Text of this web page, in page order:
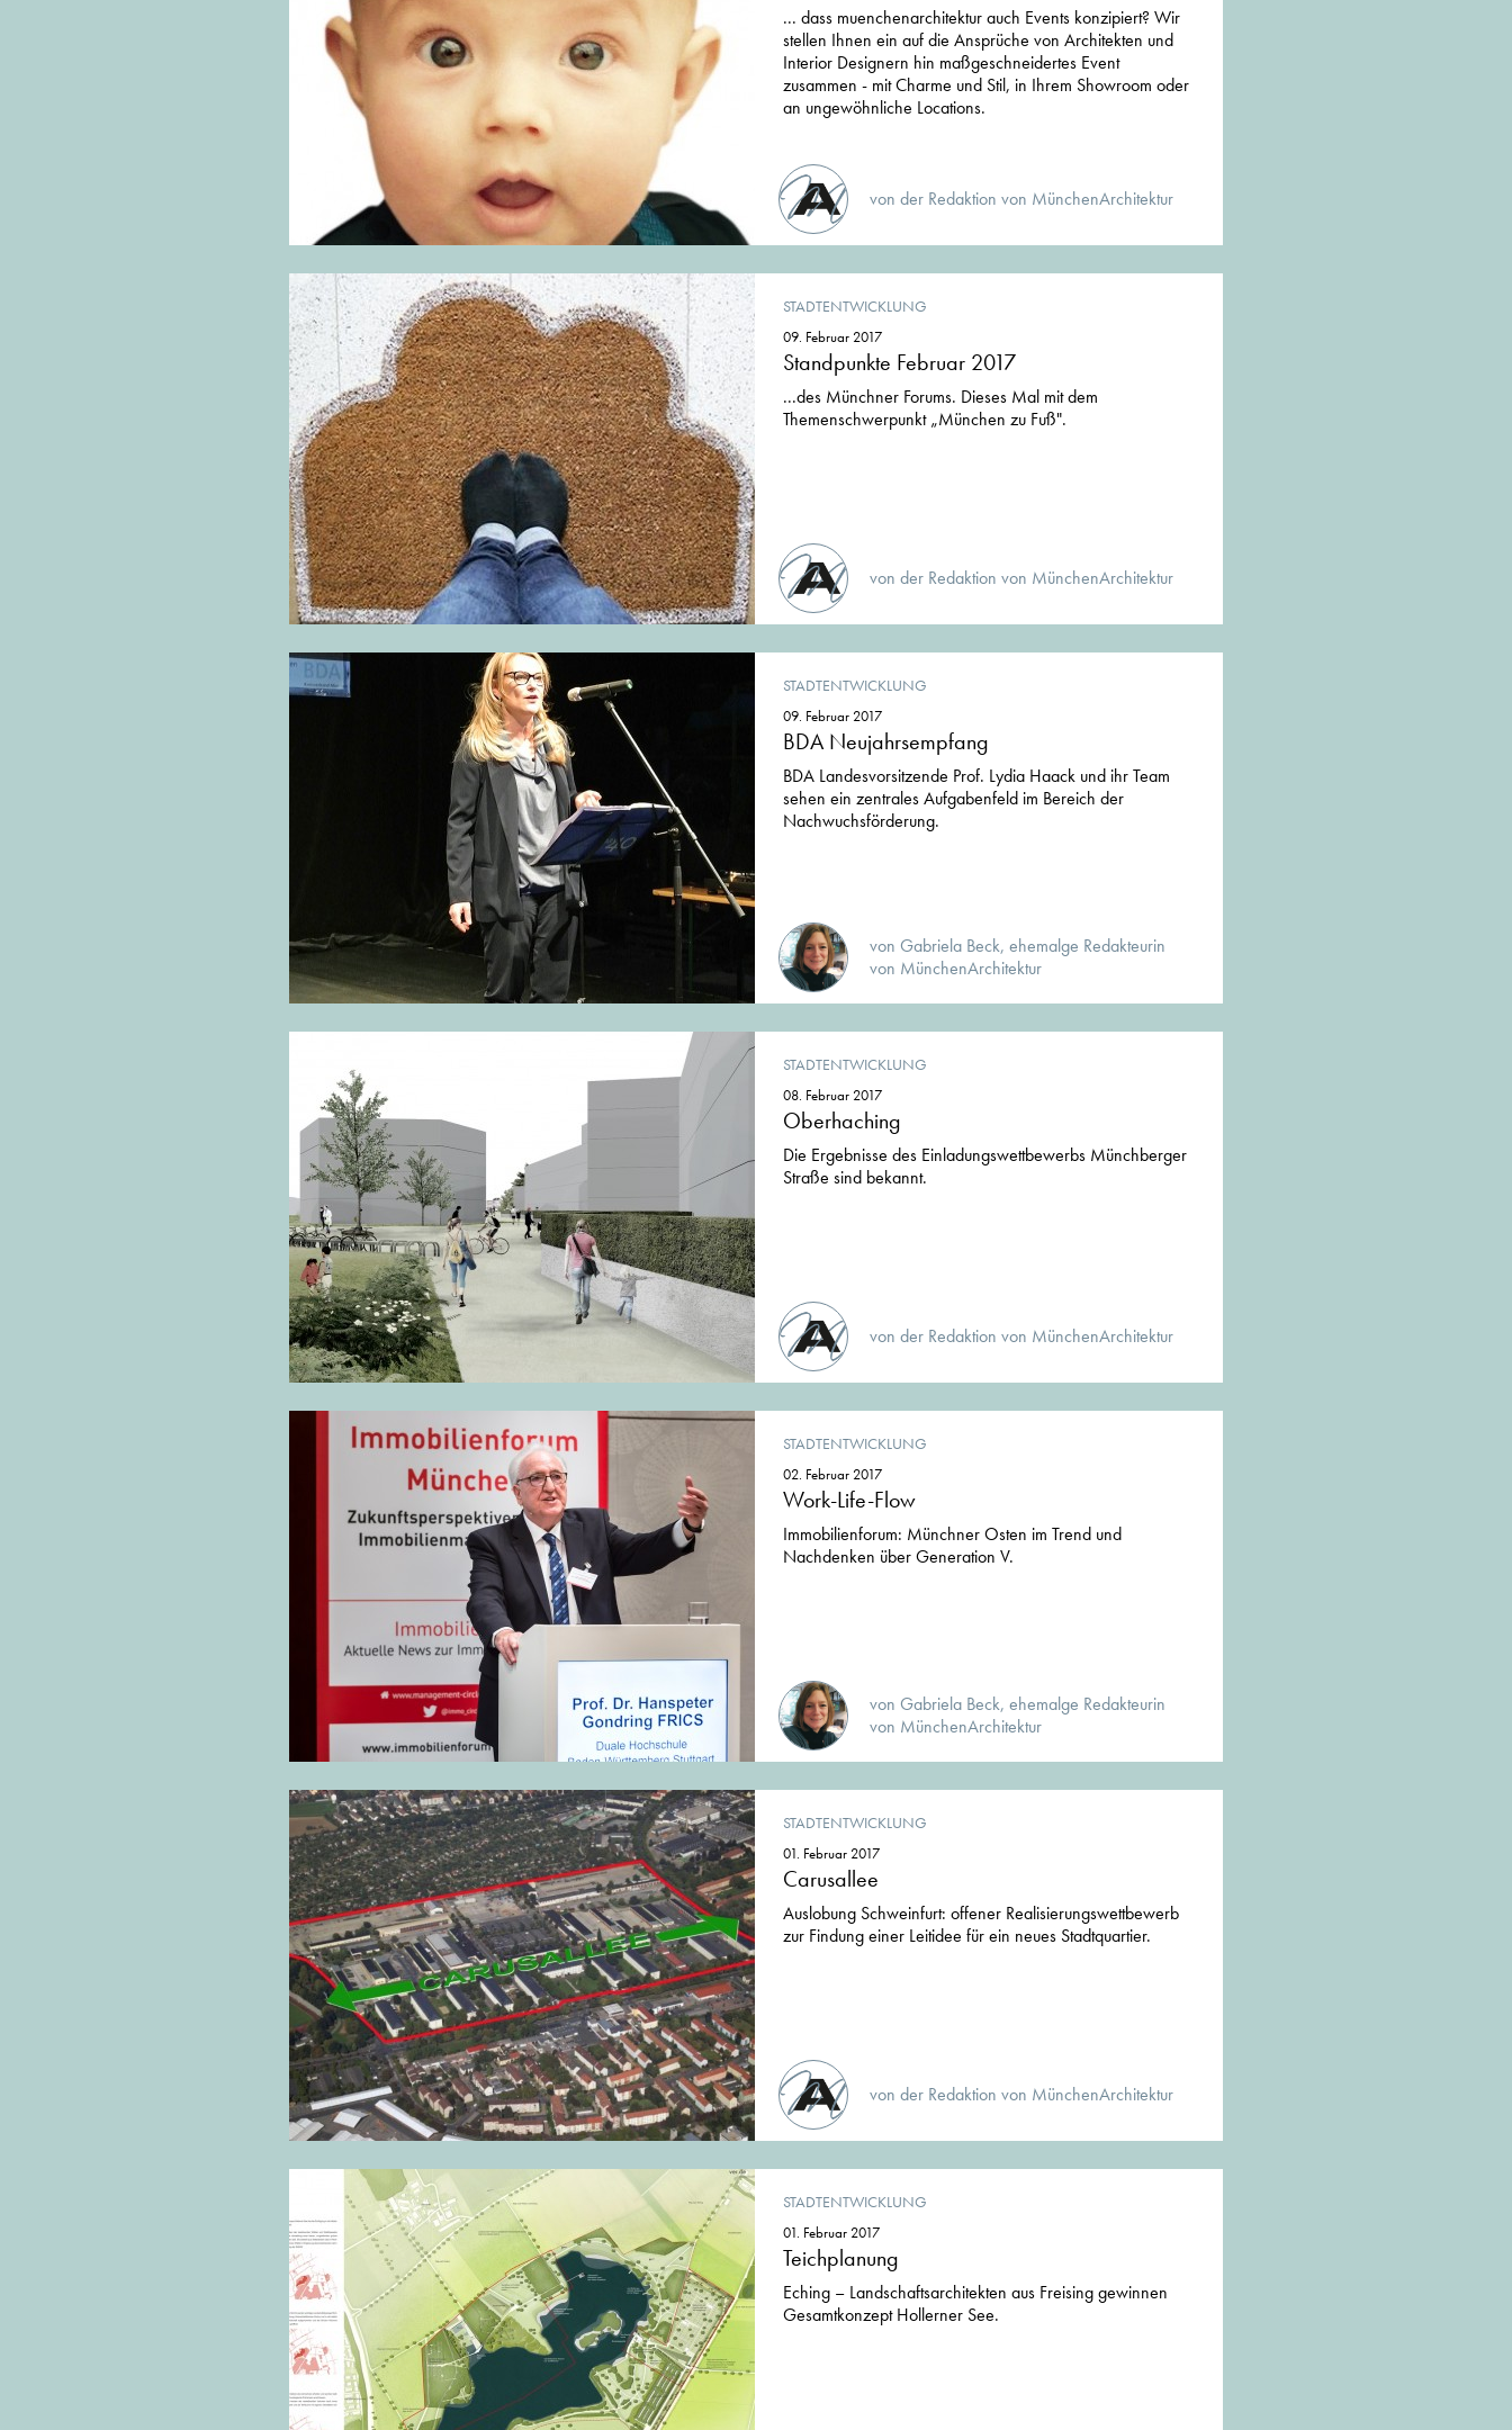
... dass muenchenarchitektur auch Events konzipiert? Wir
stellen Ihnen ein auf die Ansprüche von Architekten und
Interior Designern hin maßgeschneidertes Event
zusammen - mit Charme und Stil, in Ihrem Showroom oder
an ungewöhnliche Locations.
von der Redaktion von MünchenArchitektur
STADTENTWICKLUNG
09. Februar 2017
Standpunkte Februar 2017
...des Münchner Forums. Dieses Mal mit dem
Themenschwerpunkt „München zu Fuß".
von der Redaktion von MünchenArchitektur
STADTENTWICKLUNG
09. Februar 2017
BDA Neujahrsempfang
BDA Landesvorsitzende Prof. Lydia Haack und ihr Team
sehen ein zentrales Aufgabenfeld im Bereich der
Nachwuchsförderung.
von Gabriela Beck, ehemalge Redakteurin
von MünchenArchitektur
STADTENTWICKLUNG
08. Februar 2017
Oberhaching
Die Ergebnisse des Einladungswettbewerbs Münchberger
Straße sind bekannt.
von der Redaktion von MünchenArchitektur
STADTENTWICKLUNG
02. Februar 2017
Work-Life-Flow
Immobilienforum: Münchner Osten im Trend und
Nachdenken über Generation V.
von Gabriela Beck, ehemalge Redakteurin
von MünchenArchitektur
STADTENTWICKLUNG
01. Februar 2017
Carusallee
Auslobung Schweinfurt: offener Realisierungswettbewerb
zur Findung einer Leitidee für ein neues Stadtquartier.
von der Redaktion von MünchenArchitektur
STADTENTWICKLUNG
01. Februar 2017
Teichplanung
Eching – Landschaftsarchitekten aus Freising gewinnen
Gesamtkonzept Hollerner See.